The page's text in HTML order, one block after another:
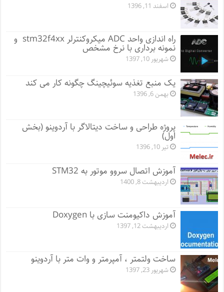
اسفند 11, 1396
راه اندازی واحد ADC میکروکنترلر stm32f4xx و
نمونه برداری با نرخ مشخص
شهریور 10, 1397
یک منبع تغذیه سوئیچینگ چگونه کار می کند
بهمن 6, 1396
پروژه طراحی و ساخت دیتالاگر با آردوینو (بخش
اول)
تیر 10, 1396
آموزش اتصال سروو موتور به STM32
اردیبهشت 8, 1400
آموزش داکیومنت سازی با Doxygen
اردیبهشت 12, 1397
ساخت ولتمتر ، آمپرمتر و وات متر با آردوینو
شهریور 23, 1397